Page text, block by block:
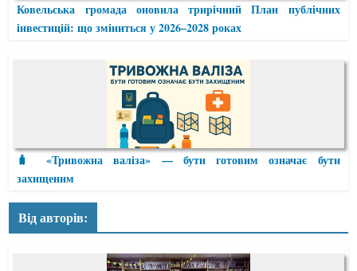
Ковельська громада оновила трирічний План публічних
інвестицій: що зміниться у 2026–2028 роках
🧳 «Тривожна валіза» — бути готовим означає бути
захищеним
Від авторів: